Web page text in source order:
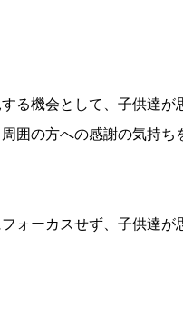
る機会として、子供達
囲の方への感謝の気持ち
ォーカスせず、子供達